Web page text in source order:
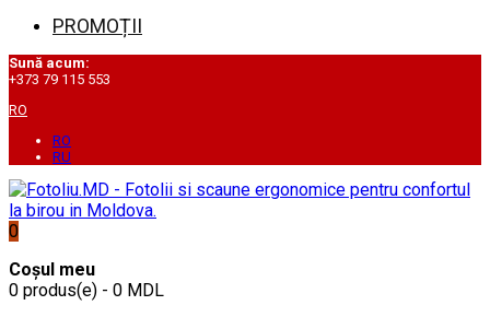
PROMOȚII
Sună acum:
+373 79 115 553
RO
RO
RU
0
Coșul meu
0 produs(e) - 0 MDL